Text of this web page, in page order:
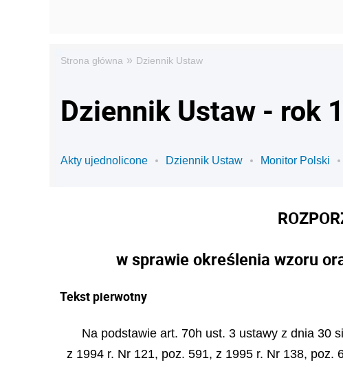
Strona główna » Dziennik Ustaw
Dziennik Ustaw - rok
Akty ujednolicone Dziennik Ustaw Monitor Polski
w sprawie określenia wzoru
Tekst pierwotny
Na podstawie art. 70h ust. 3 ustawy z dnia 30
z 1994 r. Nr 121, poz. 591, z 1995 r. Nr 138, poz.